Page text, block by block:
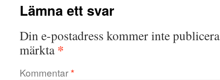
Lämna ett svar
Din e-postadress kommer inte
märkta*
Kommentar*